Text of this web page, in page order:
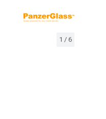
1 / 6